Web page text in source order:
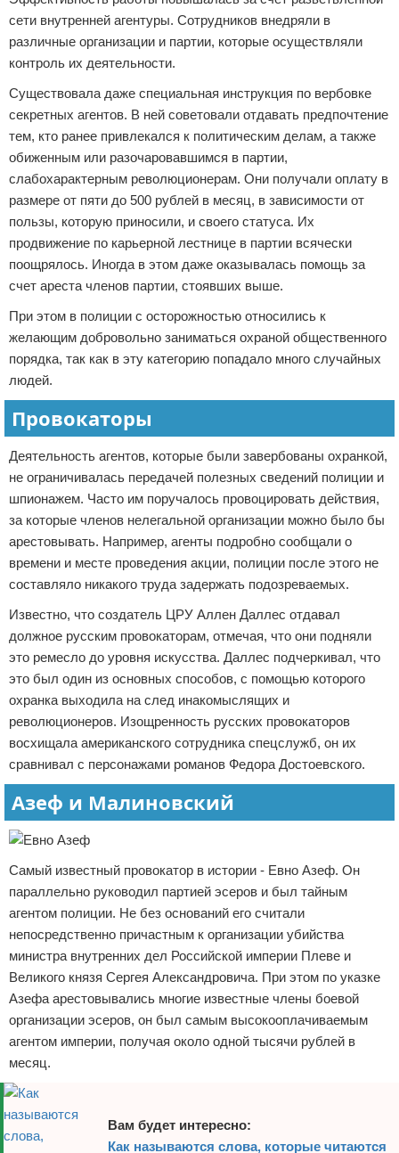
сети внутренней агентуры. Сотрудников внедряли в
различные организации и партии, которые осуществляли
контроль их деятельности.
Существовала даже специальная инструкция по вербовке
секретных агентов. В ней советовали отдавать предпочтение
тем, кто ранее привлекался к политическим делам, а также
обиженным или разочаровавшимся в партии,
слабохарактерным революционерам. Они получали оплату в
размере от пяти до 500 рублей в месяц, в зависимости от
пользы, которую приносили, и своего статуса. Их
продвижение по карьерной лестнице в партии всячески
поощрялось. Иногда в этом даже оказывалась помощь за
счет ареста членов партии, стоявших выше.
При этом в полиции с осторожностью относились к
желающим добровольно заниматься охраной общественного
порядка, так как в эту категорию попадало много случайных
людей.
Провокаторы
Деятельность агентов, которые были завербованы охранкой,
не ограничивалась передачей полезных сведений полиции и
шпионажем. Часто им поручалось провоцировать действия,
за которые членов нелегальной организации можно было бы
арестовывать. Например, агенты подробно сообщали о
времени и месте проведения акции, полиции после этого не
составляло никакого труда задержать подозреваемых.
Известно, что создатель ЦРУ Аллен Даллес отдавал
должное русским провокаторам, отмечая, что они подняли
это ремесло до уровня искусства. Даллес подчеркивал, что
это был один из основных способов, с помощью которого
охранка выходила на след инакомыслящих и
революционеров. Изощренность русских провокаторов
восхищала американского сотрудника спецслужб, он их
сравнивал с персонажами романов Федора Достоевского.
Азеф и Малиновский
Самый известный провокатор в истории - Евно Азеф. Он
параллельно руководил партией эсеров и был тайным
агентом полиции. Не без оснований его считали
непосредственно причастным к организации убийства
министра внутренних дел Российской империи Плеве и
Великого князя Сергея Александровича. При этом по указке
Азефа арестовывались многие известные члены боевой
организации эсеров, он был самым высокооплачиваемым
агентом империи, получая около одной тысячи рублей в
месяц.
Вам будет интересно:
Как называются слова, которые читаются